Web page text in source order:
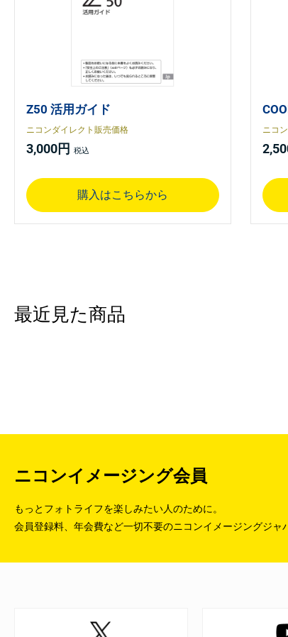
Z50 活用ガイド
ニコンダイレクト販売価格
3,000円
購入はこちらから
ニコ
最近見た商品
ニコンイメージング会員
もっとフォトライフを楽しみたい人のために。
会員登録料、年会費など一切不要のニコンイメージングジャ